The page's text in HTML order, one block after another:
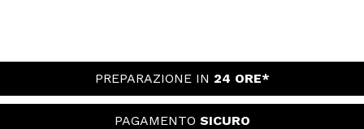
PREPARAZIONE IN 24 ORE*
PAGAMENTO SICURO